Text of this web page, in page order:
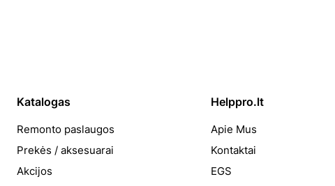
Katalogas
Remonto paslaugos
Prekės / aksesuarai
Akcijos
Helppro.lt
Apie Mus
Kontaktai
EGS